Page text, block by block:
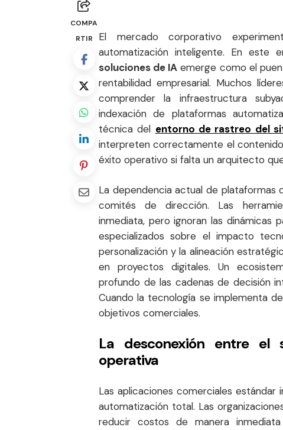
COMPA
RTIR
El mercado corporativo
automatización inteligente. En este
soluciones de IA emerge como el
rentabilidad empresarial. Muchos
comprender la infraestructura
indexación de plataformas
técnica del entorno de rastreo del
interpreten correctamente el
éxito operativo si falta un arquitecto
La dependencia actual de
comités de dirección. Las
inmediata, pero ignoran las dinámicas
especializados sobre el impacto
personalización y la alineación
en proyectos digitales. Un
profundo de las cadenas de decisión
Cuando la tecnología se implementa
objetivos comerciales.
La desconexión entre el
operativa
Las aplicaciones comerciales
automatización total. Las
reducir costos de manera